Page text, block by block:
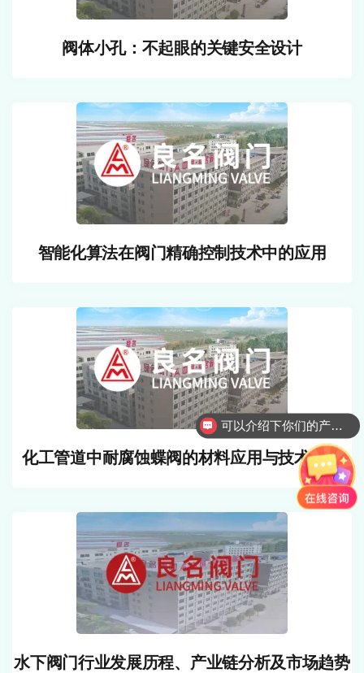
阀体小孔：不起眼的关键安全设计
智能化算法在阀门精确控制技术中的应用
化工管道中耐腐蚀蝶阀的材料应用与技术进展
水下阀门行业发展历程、产业链分析及市场趋势
可以介绍下你们的产品么